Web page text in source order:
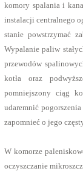
komory spalania i
instalacji centralnego
stanie powstrzymać
Wypalanie paliw
przewodów
kotła oraz
pomniejszony ciąg
udaremnić
zapomnieć o jego
W komorze
oczyszczanie